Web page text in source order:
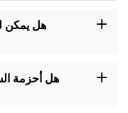
والآلات القاطعة